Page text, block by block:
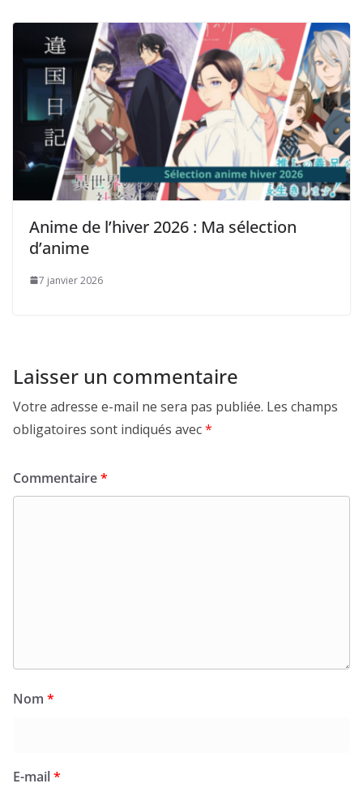
Anime de l’hiver 2026 : Ma sélection
d’anime
7 janvier 2026
Laisser un commentaire
Votre adresse e-mail ne sera pas publiée. Les champs
obligatoires sont indiqués avec*
Commentaire*
Nom *
E-mail*